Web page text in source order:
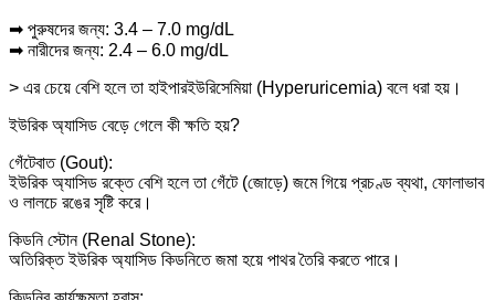
➡ পুরুষদের জন্য: 3.4 – 7.0 mg/dL
➡ নারীদের জন্য: 2.4 – 6.0 mg/dL
> এর চেয়ে বেশি হলে তা হাইপারইউরিসেমিয়া (Hyperuricemia) বলে ধরা হয়।
ইউরিক অ্যাসিড বেড়ে গেলে কী ক্ষতি হয়?
গেঁটেবাত (Gout):
ইউরিক অ্যাসিড রক্তে বেশি হলে তা গেঁটে (জোড়ে) জমে গিয়ে প্রচণ্ড ব্যথা, ফোলাভাব
ও লালচে রঙের সৃষ্টি করে।
কিডনি স্টোন (Renal Stone):
অতিরিক্ত ইউরিক অ্যাসিড কিডনিতে জমা হয়ে পাথর তৈরি করতে পারে।